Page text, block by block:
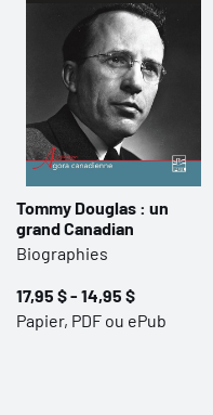
Tommy Douglas : un
grand Canadian
Biographies
17,95 $ - 14,95 $
Papier, PDF ou ePub